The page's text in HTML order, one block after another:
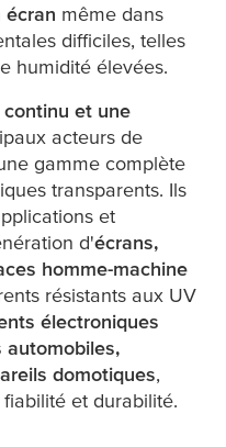
écran même dans
difficiles, telles
humidité élevées.
et une
acteurs de
gamme complète
transparents. Ils
et
d'écrans,
homme-machine
résistants aux UV
électroniques
automobiles,
domotiques,
et durabilité.